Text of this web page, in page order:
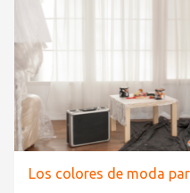
Los colores de moda